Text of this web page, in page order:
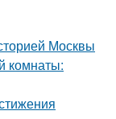
Москвы
комнаты: